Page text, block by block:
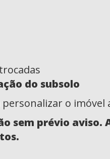
do subsolo
o imóvel
sem prévio aviso.